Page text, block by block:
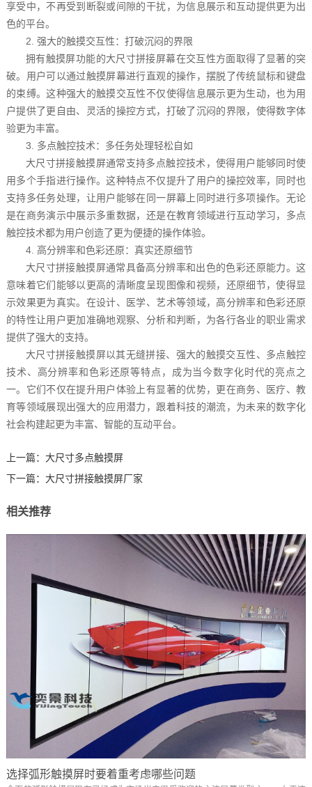
享受中，不再受到断裂或间隙的干扰，为信息展示和互动提供更为出
色的平台。
2. 强大的触摸交互性：打破沉闷的界限
拥有触摸屏功能的大尺寸拼接屏幕在交互性方面取得了显著的突
破。用户可以通过触摸屏幕进行直观的操作，摆脱了传统鼠标和键盘
的束缚。这种强大的触摸交互性不仅使得信息展示更为生动，也为用
户提供了更自由、灵活的操控方式，打破了沉闷的界限，使得数字体
验更为丰富。
3. 多点触控技术：多任务处理轻松自如
大尺寸拼接触摸屏通常支持多点触控技术，使得用户能够同时使
用多个手指进行操作。这种特点不仅提升了用户的操控效率，同时也
支持多任务处理，让用户能够在同一屏幕上同时进行多项操作。无论
是在商务演示中展示多重数据，还是在教育领域进行互动学习，多点
触控技术都为用户创造了更为便捷的操作体验。
4. 高分辨率和色彩还原：真实还原细节
大尺寸拼接触摸屏通常具备高分辨率和出色的色彩还原能力。这
意味着它们能够以更高的清晰度呈现图像和视频，还原细节，使得显
示效果更为真实。在设计、医学、艺术等领域，高分辨率和色彩还原
的特性让用户更加准确地观察、分析和判断，为各行各业的职业需求
提供了强大的支持。
大尺寸拼接触摸屏以其无缝拼接、强大的触摸交互性、多点触控
技术、高分辨率和色彩还原等特点，成为当今数字化时代的亮点之
一。它们不仅在提升用户体验上有显著的优势，更在商务、医疗、教
育等领域展现出强大的应用潜力，跟着科技的潮流，为未来的数字化
社会构建起更为丰富、智能的互动平台。‍
上一篇： 大尺寸多点触摸屏
下一篇： 大尺寸拼接触摸屏厂家
相关推荐
选择弧形触摸屏时要着重考虑哪些问题